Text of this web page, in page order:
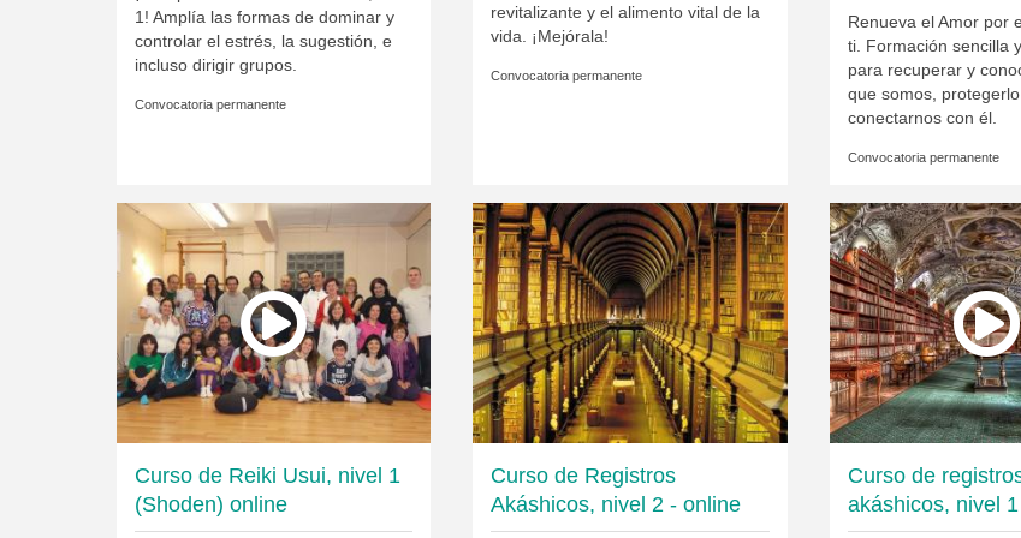
1! Amplía las formas de dominar y
controlar el estrés, la sugestión, e
incluso dirigir grupos.
Convocatoria permanente
revitalizante y el alimento vital de la
vida. ¡Mejórala!
Convocatoria permanente
Renueva el Amor por
ti. Formación sencilla
para recuperar y
que somos,
conectarnos con él.
Convocatoria permanente
Curso de Reiki Usui, nivel 1
(Shoden) online
Curso de Registros
Akáshicos, nivel 2 - online
Curso de
akáshicos, nivel